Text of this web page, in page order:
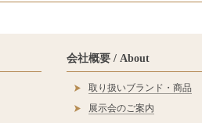
会社概要 / About
取り扱いブランド・商品
展示会のご案内